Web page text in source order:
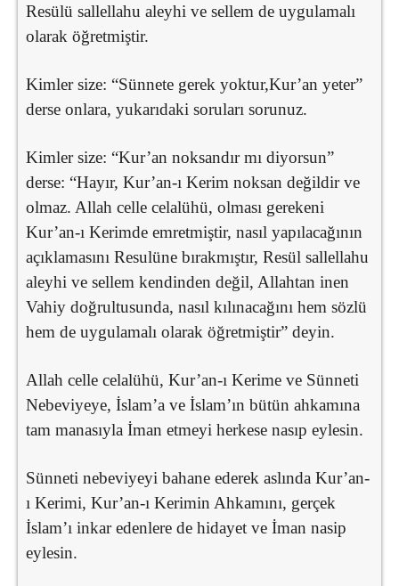
Resülü sallellahu aleyhi ve sellem de uygulamalı
olarak öğretmiştir.
Kimler size: “Sünnete gerek yoktur,Kur’an yeter”
derse onlara, yukarıdaki soruları sorunuz.
Kimler size: “Kur’an noksandır mı diyorsun”
derse: “Hayır, Kur’an-ı Kerim noksan değildir ve
olmaz. Allah celle celalühü, olması gerekeni
Kur’an-ı Kerimde emretmiştir, nasıl yapılacağının
açıklamasını Resulüne bırakmıştır, Resül sallellahu
aleyhi ve sellem kendinden değil, Allahtan inen
Vahiy doğrultusunda, nasıl kılınacağını hem sözlü
hem de uygulamalı olarak öğretmiştir” deyin.
Allah celle celalühü, Kur’an-ı Kerime ve Sünneti
Nebeviyeye, İslam’a ve İslam’ın bütün ahkamına
tam manasıyla İman etmeyi herkese nasıp eylesin.
Sünneti nebeviyeyi bahane ederek aslında Kur’an-
ı Kerimi, Kur’an-ı Kerimin Ahkamını, gerçek
İslam’ı inkar edenlere de hidayet ve İman nasip
eylesin.